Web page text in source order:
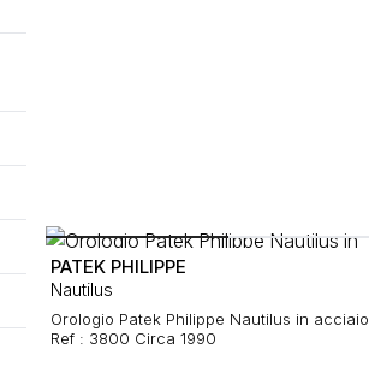
PATEK PHILIPPE
Nautilus
Orologio Patek Philippe Nautilus in acciaio
Ref : 3800 Circa 1990